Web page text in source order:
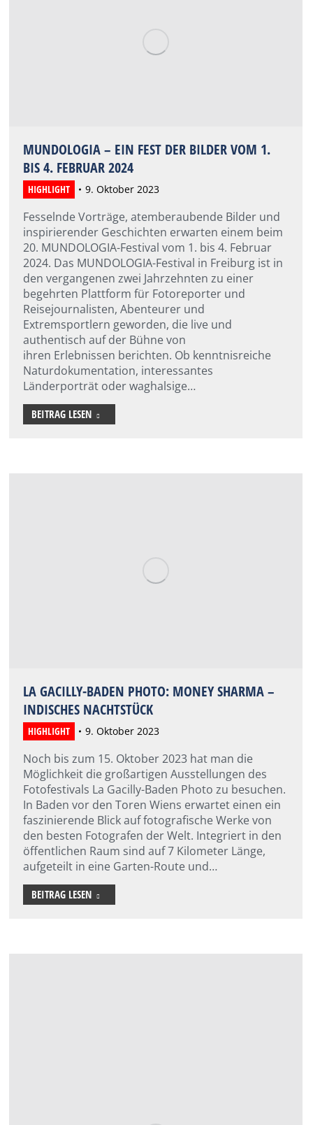
MUNDOLOGIA – EIN FEST DER BILDER VOM 1.
BIS 4. FEBRUAR 2024
HIGHLIGHT 9. Oktober 2023
Fesselnde Vorträge, atemberaubende Bilder und
inspirierender Geschichten erwarten einem beim
20. MUNDOLOGIA-Festival vom 1. bis 4. Februar
2024. Das MUNDOLOGIA-Festival in Freiburg ist in
den vergangenen zwei Jahrzehnten zu einer
begehrten Plattform für Fotoreporter und
Reisejournalisten, Abenteurer und
Extremsportlern geworden, die live und
authentisch auf der Bühne von
ihren Erlebnissen berichten. Ob kenntnisreiche
Naturdokumentation, interessantes
Länderporträt oder waghalsige…
BEITRAG LESEN
LA GACILLY-BADEN PHOTO: MONEY SHARMA –
INDISCHES NACHTSTÜCK
HIGHLIGHT 9. Oktober 2023
Noch bis zum 15. Oktober 2023 hat man die
Möglichkeit die großartigen Ausstellungen des
Fotofestivals La Gacilly-Baden Photo zu besuchen.
In Baden vor den Toren Wiens erwartet einen ein
faszinierende Blick auf fotografische Werke von
den besten Fotografen der Welt. Integriert in den
öffentlichen Raum sind auf 7 Kilometer Länge,
aufgeteilt in eine Garten-Route und…
BEITRAG LESEN